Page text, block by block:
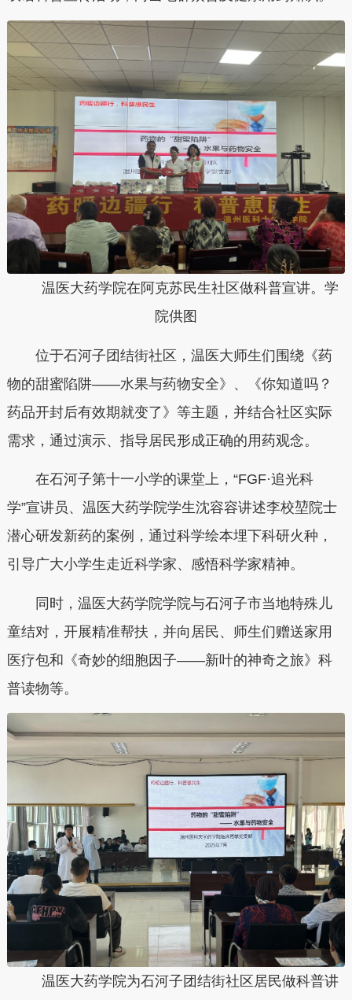
温医大药学院在阿克苏民生社区做科普宣讲。学
院供图
位于石河子团结街社区，温医大师生们围绕《药
物的甜蜜陷阱——水果与药物安全》、《你知道吗？
药品开封后有效期就变了》等主题，并结合社区实际
需求，通过演示、指导居民形成正确的用药观念。
在石河子第十一小学的课堂上，“FGF·追光科
学”宣讲员、温医大药学院学生沈容容讲述李校堃院士
潜心研发新药的案例，通过科学绘本埋下科研火种，
引导广大小学生走近科学家、感悟科学家精神。
同时，温医大药学院学院与石河子市当地特殊儿
童结对，开展精准帮扶，并向居民、师生们赠送家用
医疗包和《奇妙的细胞因子——新叶的神奇之旅》科
普读物等。
温医大药学院为石河子团结街社区居民做科普讲